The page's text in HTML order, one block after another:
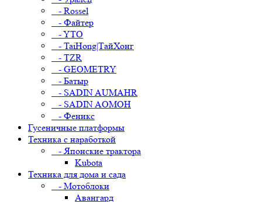
- Rossel
- Файтер
- YTO
- TaiHong|ТайХонг
- TZR
- GEOMETRY
- Батыр
- SADIN AUMAHR
- SADIN AOMOH
- Феникс
Гусеничные платформы
Техника с наработкой
- Японские трактора
Kubota
Техника для дома и сада
- Мотоблоки
Авангард